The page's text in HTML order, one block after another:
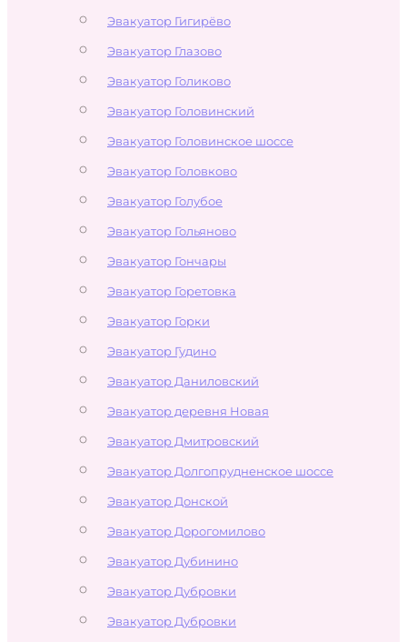
Эвакуатор Гигирёво
Эвакуатор Глазово
Эвакуатор Голиково
Эвакуатор Головинский
Эвакуатор Головинское шоссе
Эвакуатор Головково
Эвакуатор Голубое
Эвакуатор Гольяново
Эвакуатор Гончары
Эвакуатор Горетовка
Эвакуатор Горки
Эвакуатор Гудино
Эвакуатор Даниловский
Эвакуатор деревня Новая
Эвакуатор Дмитровский
Эвакуатор Долгопрудненское шоссе
Эвакуатор Донской
Эвакуатор Дорогомилово
Эвакуатор Дубинино
Эвакуатор Дубровки
Эвакуатор Дубровки